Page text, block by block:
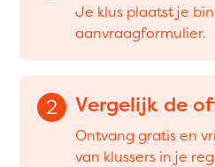
Je klus plaatst je
aanvraagformulier.
2 Vergelijk de
Ontvang gratis en
van klussers in je